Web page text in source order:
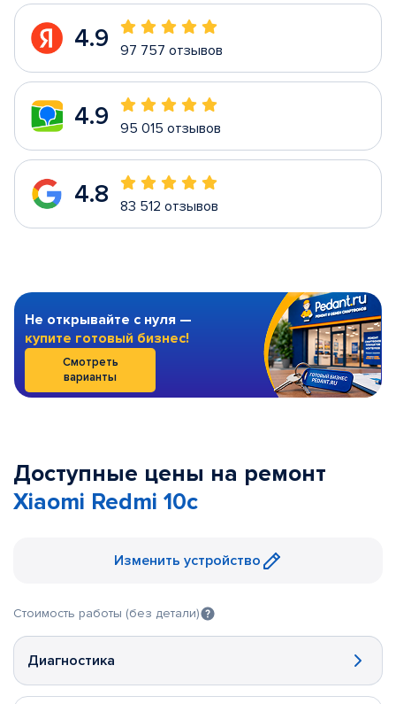
4.9 97 757 отзывов
4.9 95 015 отзывов
4.8 83 512 отзывов
Не открывайте с нуля —
купите готовый бизнес!
Смотреть
варианты
Доступные цены на ремонт
Xiaomi Redmi 10c
Изменить устройство
Стоимость работы (без детали)
Диагностика